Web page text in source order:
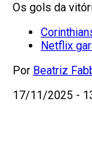
Os gols da
Netflix
Por Beatriz
17/11/2025 -